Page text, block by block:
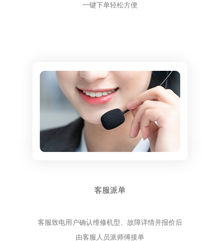
一键下单轻松方便
客服派单
客服致电用户确认维修机型、故障详情并报价后
由客服人员派师傅接单